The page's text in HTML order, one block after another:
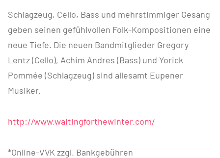
Schlagzeug, Cello, Bass und mehrstimmiger Gesang
geben seinen gefühlvollen Folk-Kompositionen eine
neue Tiefe. Die neuen Bandmitglieder Gregory
Lentz (Cello), Achim Andres (Bass) und Yorick
Pommée (Schlagzeug) sind allesamt Eupener
Musiker.
http://www.waitingforthewinter.com/
*Online-VVK zzgl. Bankgebühren